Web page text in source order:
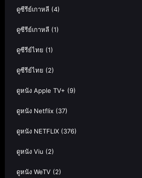
ดูซีรีย์เกาหลี (4)
ดูซีรีย์เกาหลี (1)
ดูซีรีย์ไทย (1)
ดูซีรีย์ไทย (2)
ดูหนัง Apple TV+ (9)
ดูหนัง Netflix (37)
ดูหนัง NETFLIX (376)
ดูหนัง Viu (2)
ดูหนัง WeTV (2)